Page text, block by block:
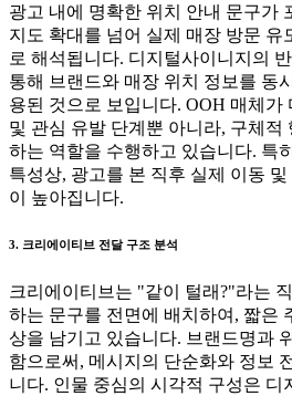
광고 내에 명확한 위치 안내 문구가
지도 확대를 넘어 실제 매장 방문 유
로 해석됩니다. 디지털사이니지의
통해 브랜드와 매장 위치 정보를 동
용된 것으로 보입니다. OOH 매체가
및 관심 유발 단계뿐 아니라, 구체적
하는 역할을 수행하고 있습니다. 특
특성상, 광고를 본 직후 실제 이동
이 높아집니다.
3. 크리에이티브 전달 구조 분석
크리에이티브는 "같이 털래?"라는
하는 문구를 전면에 배치하여, 짧은
상을 남기고 있습니다. 브랜드명과
함으로써, 메시지의 단순화와 정보
니다. 인물 중심의 시각적 구성은 디